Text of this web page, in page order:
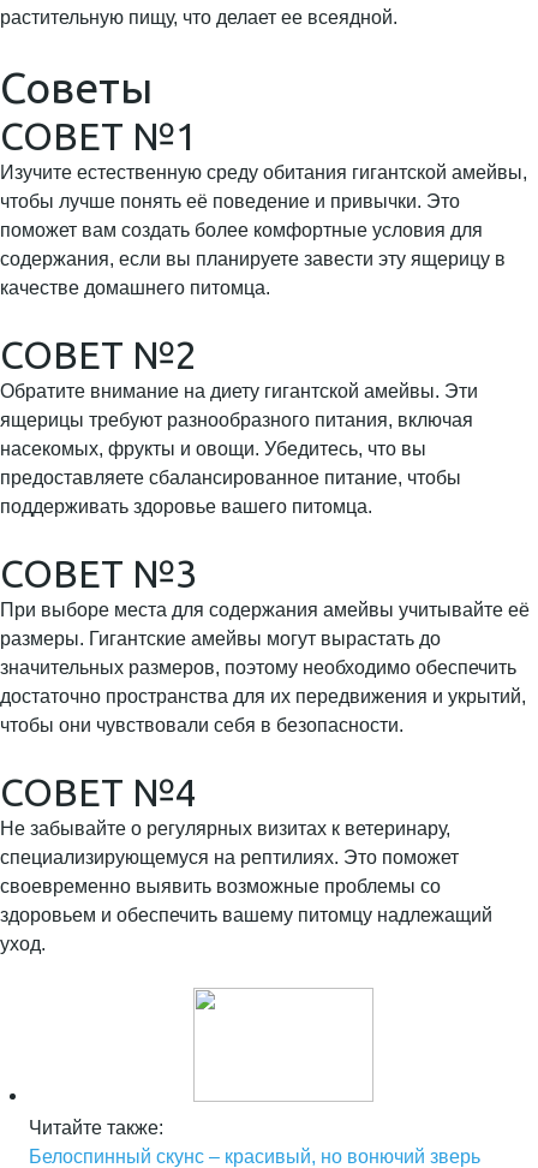
растительную пищу, что делает ее всеядной.
Советы
СОВЕТ №1
Изучите естественную среду обитания гигантской амейвы,
чтобы лучше понять её поведение и привычки. Это
поможет вам создать более комфортные условия для
содержания, если вы планируете завести эту ящерицу в
качестве домашнего питомца.
СОВЕТ №2
Обратите внимание на диету гигантской амейвы. Эти
ящерицы требуют разнообразного питания, включая
насекомых, фрукты и овощи. Убедитесь, что вы
предоставляете сбалансированное питание, чтобы
поддерживать здоровье вашего питомца.
СОВЕТ №3
При выборе места для содержания амейвы учитывайте её
размеры. Гигантские амейвы могут вырастать до
значительных размеров, поэтому необходимо обеспечить
достаточно пространства для их передвижения и укрытий,
чтобы они чувствовали себя в безопасности.
СОВЕТ №4
Не забывайте о регулярных визитах к ветеринару,
специализирующемуся на рептилиях. Это поможет
своевременно выявить возможные проблемы со
здоровьем и обеспечить вашему питомцу надлежащий
уход.
Читайте также:
Белоспинный скунс – красивый, но вонючий зверь